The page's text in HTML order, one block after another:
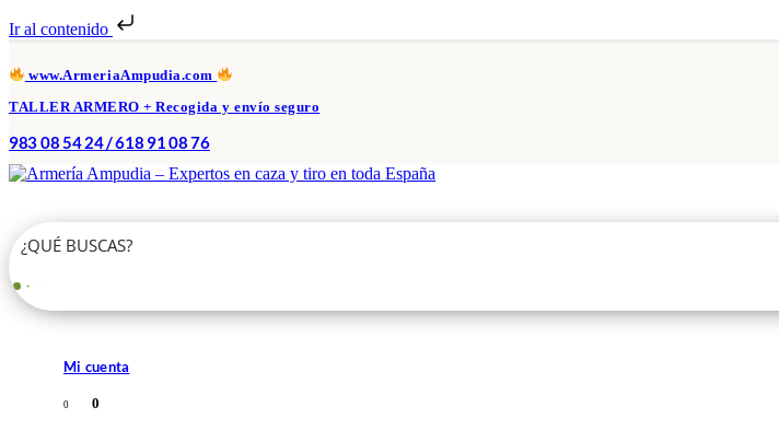
Ir al contenido
www.ArmeriaAmpudia.com
TALLER ARMERO + Recogida y envío seguro
983 08 54 24 / 618 91 08 76
Mi cuenta
0 0